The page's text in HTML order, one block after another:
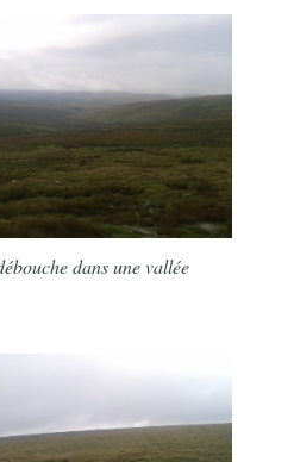
dans une vallée